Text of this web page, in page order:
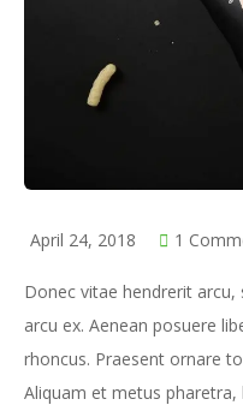
April 24, 2018 1
Donec vitae hendrerit
arcu ex. Aenean posuere
rhoncus. Praesent ornare
Aliquam et metus